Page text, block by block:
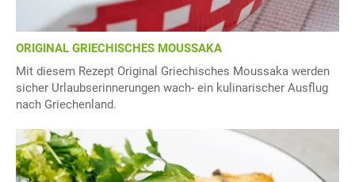
ORIGINAL GRIECHISCHES MOUSSAKA
Mit diesem Rezept Original Griechisches Moussaka werden
sicher Urlaubserinnerungen wach- ein kulinarischer Ausflug
nach Griechenland.